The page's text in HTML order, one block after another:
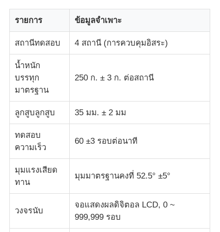
อุปกรณ์ทดสอบบรรจุภัณฑ์
อุปกรณ์การทดสอบเครื่องติด
เครื่องทดสอบผ้า
เครื่องควบคุมอุณหภูมิและความชื้น
เครื่องทดสอบความแข็ง
รายการ ข้อมูลจำเพาะ
สถานีทดสอบ 4 สถานี (การควบคุมอิสระ)
น้ำหนัก
บรรทุก
มาตรฐาน
250 ก. ± 3 ก. ต่อสถานี
ลูกสูบลูกสูบ 35 มม. ± 2 มม
ทดสอบ
ความเร็ว
60 ±3 รอบต่อนาที
มุมแรงเสียด
ทาน
มุมมาตรฐานคงที่ 52.5° ±5°
วงจรนับ
จอแสดงผลดิจิตอล LCD, 0 ~
999,999 รอบ